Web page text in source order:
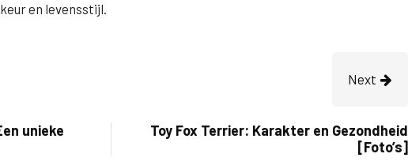
en levensstijl.
unieke
Next
Toy Fox Terrier: Karakter en Gezondheid
[Foto’s]